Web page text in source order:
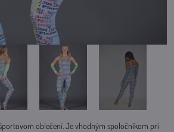
oblečení. Je vhodným spoločníkom pri